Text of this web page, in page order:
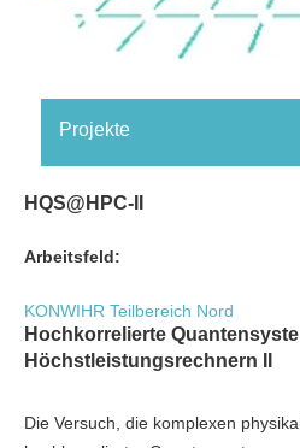
Projekte
HQS@HPC-II
Arbeitsfeld:
KONWIHR Teilbereich Nord
Hochkorrelierte
Höchstleistungsrechnern II
Die Versuch, die komplexen